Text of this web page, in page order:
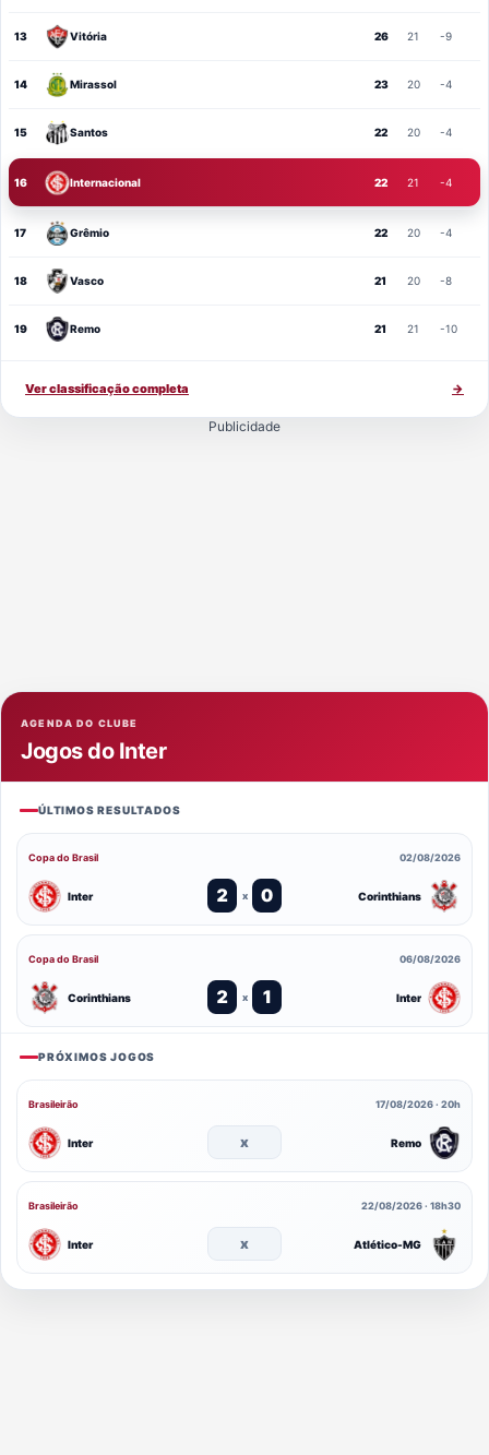
13 Vitória 26 21 -9
14 Mirassol 23 20 -4
15 Santos 22 20 -4
16 Internacional 22 21 -4
17 Grêmio 22 20 -4
18 Vasco 21 20 -8
19 Remo 21 21 -10
Ver classificação completa →
Publicidade
AGENDA DO CLUBE
Jogos do Inter
ÚLTIMOS RESULTADOS
Copa do Brasil 02/08/2026
Inter 2 x 0 Corinthians
Copa do Brasil 06/08/2026
Corinthians 2 x 1 Inter
PRÓXIMOS JOGOS
Brasileirão 17/08/2026 · 20h
Inter x Remo
Brasileirão 22/08/2026 · 18h30
Inter x Atlético-MG